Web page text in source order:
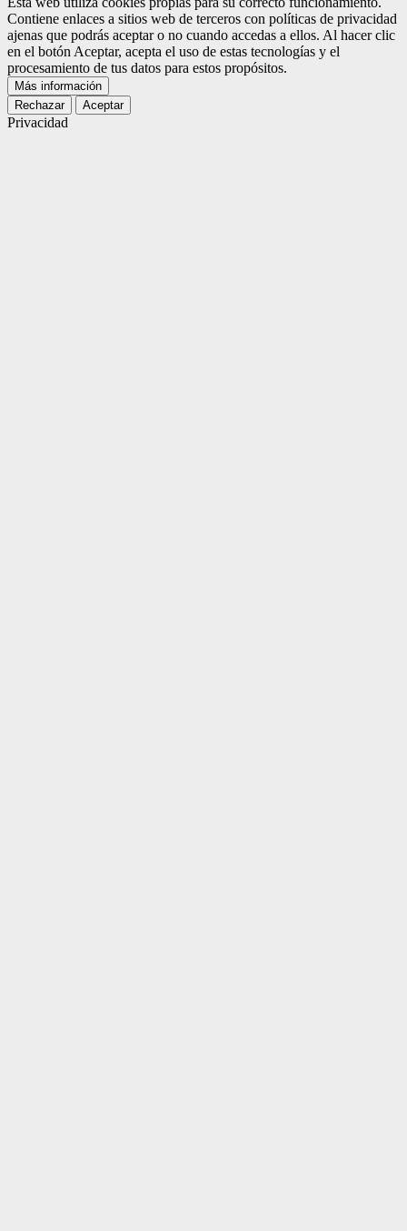
Contiene enlaces a sitios web de terceros con políticas de privacidad
ajenas que podrás aceptar o no cuando accedas a ellos. Al hacer clic
en el botón Aceptar, acepta el uso de estas tecnologías y el
procesamiento de tus datos para estos propósitos.
Más información
Rechazar
Aceptar
Privacidad